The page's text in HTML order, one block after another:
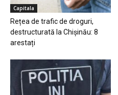
Capitala
Rețea de trafic de droguri,
destructurată la Chișinău: 8
arestați